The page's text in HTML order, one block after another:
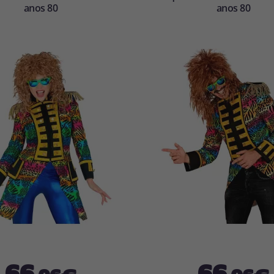
anos 80
anos 80